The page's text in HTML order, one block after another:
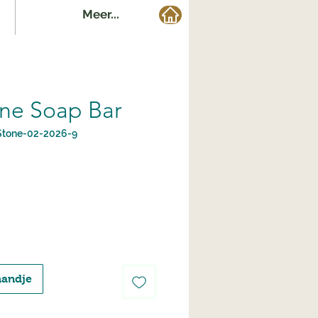
Soap Bar
02-2026-9
Meer...